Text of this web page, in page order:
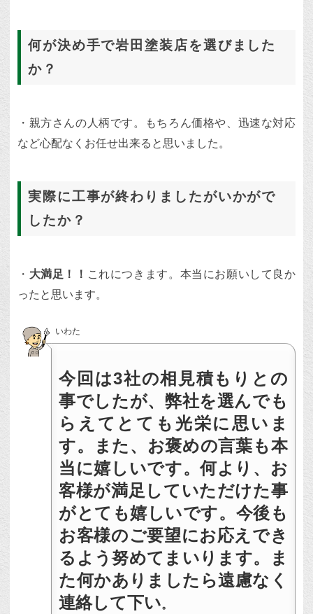
何が決め手で岩田塗装店を選びました
か？
・親方さんの人柄です。もちろん価格や、迅速な対応
など心配なくお任せ出来ると思いました。
実際に工事が終わりましたがいかがで
したか？
・ 大満足！！ これにつきます。本当にお願いして良か
ったと思います。
いわた
今回は3社の相見積もりとの
事でしたが、弊社を選んでも
らえてとても光栄に思いま
す。また、お褒めの言葉も本
当に嬉しいです。何より、お
客様が満足していただけた事
がとても嬉しいです。今後も
お客様のご要望にお応えでき
るよう努めてまいります。ま
た何かありましたら遠慮なく
連絡して下い。